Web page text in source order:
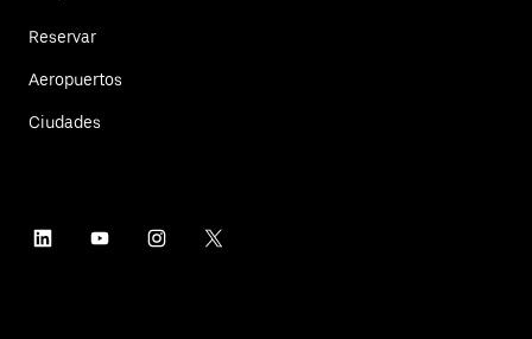
Reservar
Aeropuertos
Ciudades